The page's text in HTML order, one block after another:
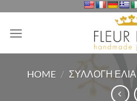
περιεχόμενο
HOME / ΣΥΛΛΟΓΗ ΕΛΙΑ